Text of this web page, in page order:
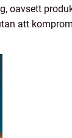
oavsett
att